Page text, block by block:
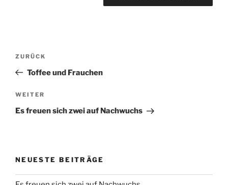
Beitragsnavigation
Vorheriger
Beitrag
ZURÜCK
Toffee und Frauchen
Nächster
Beitrag
WEITER
Es freuen sich zwei auf Nachwuchs
NEUESTE BEITRÄGE